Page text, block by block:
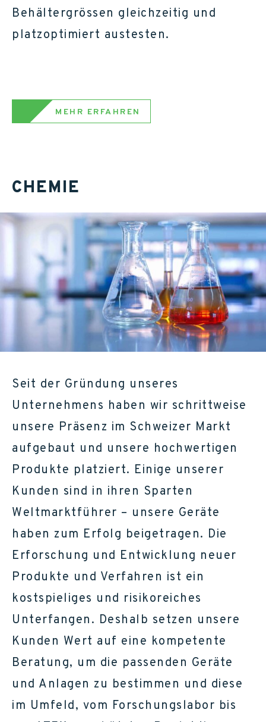
Behältergrössen gleichzeitig und
platzoptimiert austesten.
MEHR ERFAHREN
CHEMIE
Seit der Gründung unseres
Unternehmens haben wir schrittweise
unsere Präsenz im Schweizer Markt
aufgebaut und unsere hochwertigen
Produkte platziert. Einige unserer
Kunden sind in ihren Sparten
Weltmarktführer – unsere Geräte
haben zum Erfolg beigetragen. Die
Erforschung und Entwicklung neuer
Produkte und Verfahren ist ein
kostspieliges und risikoreiches
Unterfangen. Deshalb setzen unsere
Kunden Wert auf eine kompetente
Beratung, um die passenden Geräte
und Anlagen zu bestimmen und diese
im Umfeld, vom Forschungslabor bis